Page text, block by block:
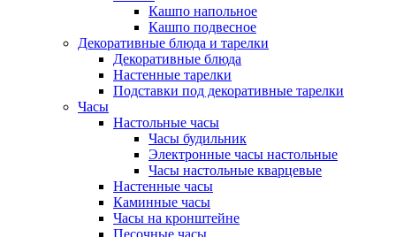
Кашпо напольное
Кашпо подвесное
Декоративные блюда и тарелки
Декоративные блюда
Настенные тарелки
Подставки под декоративные тарелки
Часы
Настольные часы
Часы будильник
Электронные часы настольные
Часы настольные кварцевые
Настенные часы
Каминные часы
Часы на кронштейне
Песочные часы